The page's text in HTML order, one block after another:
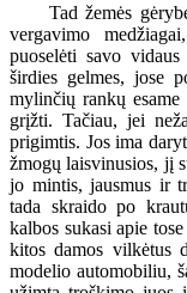
Tad žemės
vergavimo
puoselėti savo
širdies gelmes, jose
mylinčių rankų
grįžti. Tačiau, jei
prigimtis. Jos ima
žmogų laisvinusios, jį
jo mintis, jausmus ir
tada skraido po
kalbos sukasi apie
kitos damos vilkėtus
modelio automobiliu,